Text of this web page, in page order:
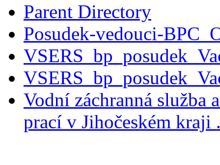
Parent Directory
Posudek-vedouci-
Vodní záchranná služba
prací v Jihočeském kraji